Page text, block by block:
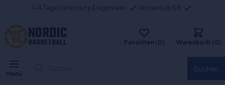
1-4 Tage Lieferzeit på lagervarer Versand ab €8
NORDIC
BASKETBALL Favoriten (0) Warenkorb (0)
Menü